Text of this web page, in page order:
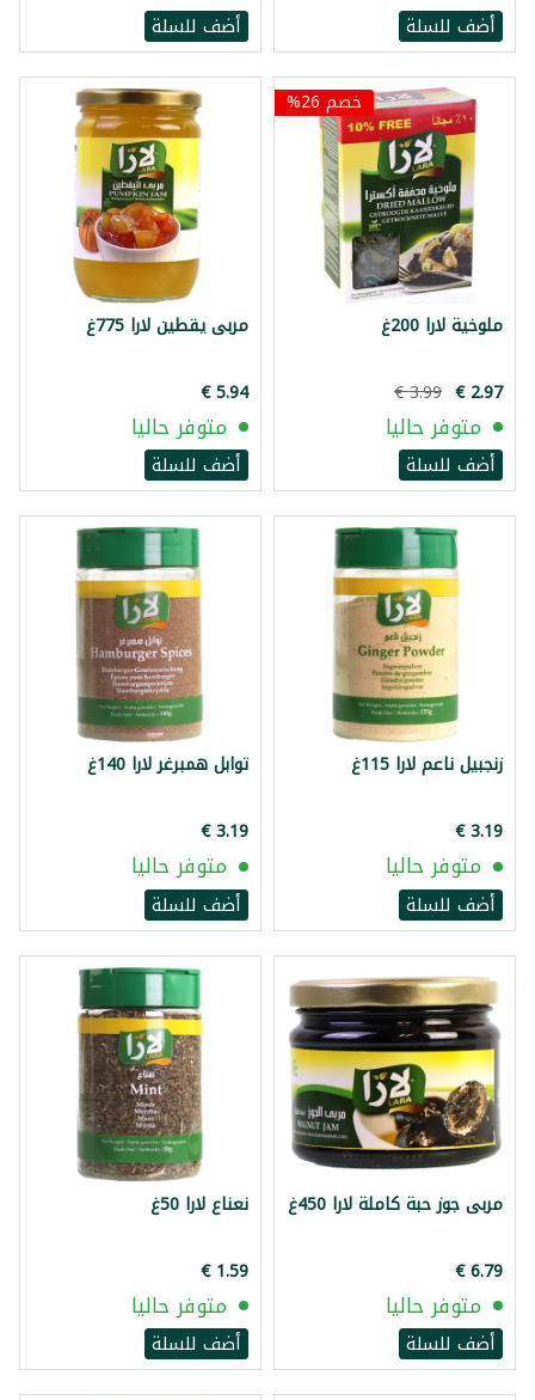
أضف للسلة أضف للسلة
خصم 26%
ملوخية لارا 200غ
متوفر حاليا
أضف للسلة
مربى يقطين لارا 775غ
متوفر حاليا
أضف للسلة
زنجبيل ناعم لارا 115غ
متوفر حاليا
أضف للسلة
توابل همبرغر لارا 140غ
متوفر حاليا
أضف للسلة
مربى جوز حبة كاملة لارا 450غ
متوفر حاليا
أضف للسلة
نعناع لارا 50غ
متوفر حاليا
أضف للسلة